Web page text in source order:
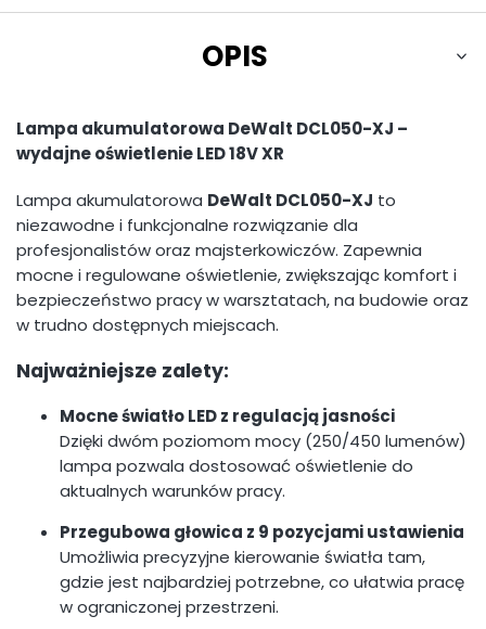
OPIS
Lampa akumulatorowa DeWalt DCL050-XJ –
wydajne oświetlenie LED 18V XR
Lampa akumulatorowa DeWalt DCL050-XJ to
niezawodne i funkcjonalne rozwiązanie dla
profesjonalistów oraz majsterkowiczów. Zapewnia
mocne i regulowane oświetlenie, zwiększając komfort i
bezpieczeństwo pracy w warsztatach, na budowie oraz
w trudno dostępnych miejscach.
Najważniejsze zalety:
Mocne światło LED z regulacją jasności
Dzięki dwóm poziomom mocy (250/450 lumenów)
lampa pozwala dostosować oświetlenie do
aktualnych warunków pracy.
Przegubowa głowica z 9 pozycjami ustawienia
Umożliwia precyzyjne kierowanie światła tam,
gdzie jest najbardziej potrzebne, co ułatwia pracę
w ograniczonej przestrzeni.